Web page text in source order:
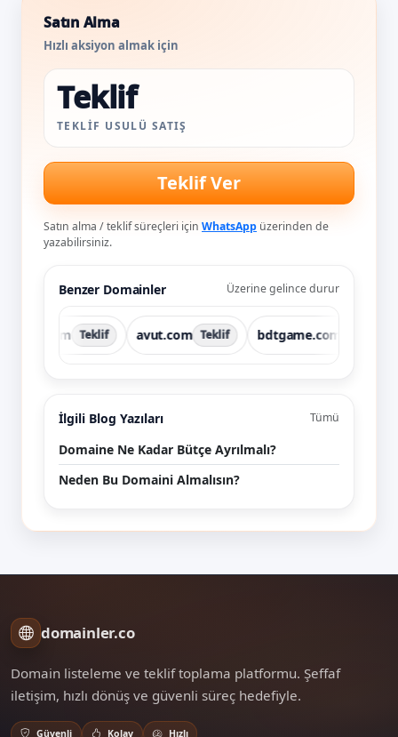
Satın Alma
Hızlı aksiyon almak için
Teklif
TEKLIF USULÜ SATIŞ
Teklif Ver
Satın alma / teklif süreçleri için WhatsApp üzerinden de
yazabilirsiniz.
Benzer Domainler Üzerine gelince durur
Teklif avut.com Teklif bdtgame.com Teklif
İlgili Blog Yazıları Tümü
Domaine Ne Kadar Bütçe Ayrılmalı?
Neden Bu Domaini Almalısın?
domainler.co
Domain listeleme ve teklif toplama platformu. Şeffaf
iletişim, hızlı dönüş ve güvenli süreç hedefiyle.
Güvenli Kolay Hızlı